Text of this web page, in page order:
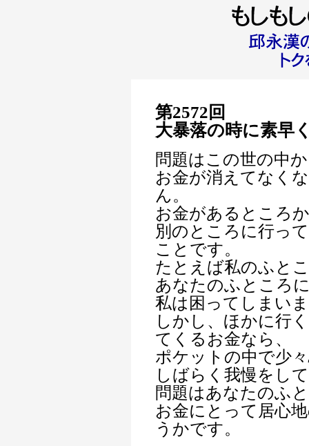
第2572回
大暴落の時に素早
問題はこの世の中
お金が消えてなく
ん。
お金があるところ
別のところに行っ
ことです。
たとえば私のふと
あなたのふところ
私は困ってしまい
しかし、ほかに行
てくるお金なら、
ポケットの中で少
しばらく我慢をし
問題はあなたのふ
お金にとって居心
うかです。